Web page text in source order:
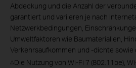
Abdeckung und die Anzahl der
garantiert und variieren je nach
Netzwerkbedingungen,
Umweltfaktoren wie Baumaterialien,
Verkehrsaufkommen und -dichte sowie
△Die Nutzung von Wi-Fi 7 (802.11be),